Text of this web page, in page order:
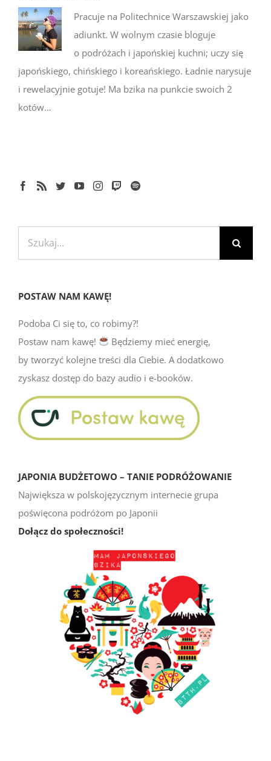
Pracuje na Politechnice Warszawskiej jako
adiunkt. W wolnym czasie bloguje
o podróżach i japońskiej kuchni; uczy się
japońskiego, chińskiego i koreańskiego. Ładnie narysuje
i rewelacyjnie gotuje! Ma bzika na punkcie swoich 2
kotów…
POSTAW NAM KAWĘ!
Podoba Ci się to, co robimy?!
Postaw nam kawę!
Będziemy mieć energię,
by tworzyć kolejne treści dla Ciebie. A dodatkowo
zyskasz dostęp do bazy audio i e-booków.
JAPONIA BUDŻETOWO – TANIE PODRÓŻOWANIE
Największa w polskojęzycznym internecie grupa
poświęcona podróżom po Japonii
Dołącz do społeczności!